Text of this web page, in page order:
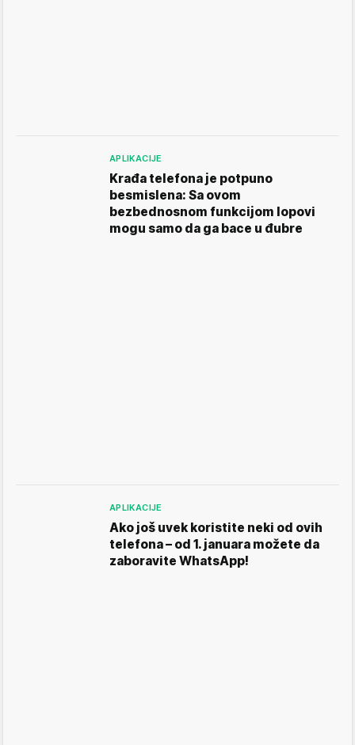
APLIKACIJE
Krađa telefona je potpuno
besmislena: Sa ovom
bezbednosnom funkcijom lopovi
mogu samo da ga bace u đubre
APLIKACIJE
Ako još uvek koristite neki od ovih
telefona – od 1. januara možete da
zaboravite WhatsApp!